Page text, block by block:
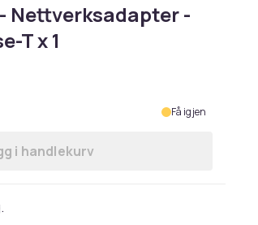
Nettverksadapter -
T x 1
Få igjen
Legg Inter-Tech IT-732 -
i handlekurv